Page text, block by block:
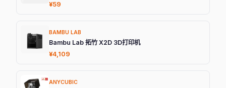
¥59
BAMBU LAB
Bambu Lab 拓竹 X2D 3D打印机
¥4,109
ANYCUBIC